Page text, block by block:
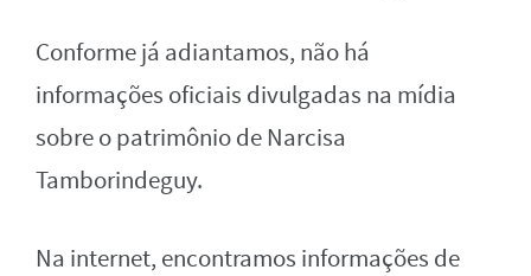
Conforme já adiantamos, não há
informações oficiais divulgadas na mídia
sobre o patrimônio de Narcisa
Tamborindeguy.
Na internet, encontramos informações de